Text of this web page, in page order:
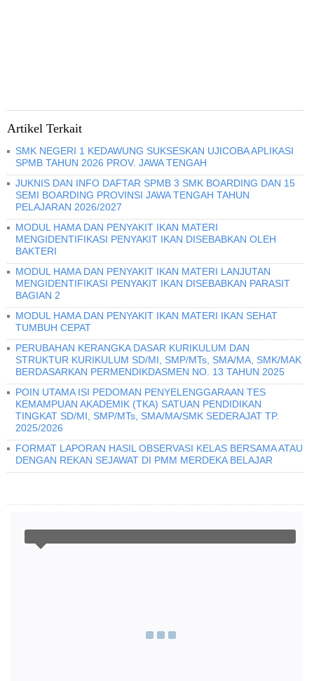
Artikel Terkait
SMK NEGERI 1 KEDAWUNG SUKSESKAN UJICOBA APLIKASI
SPMB TAHUN 2026 PROV. JAWA TENGAH
JUKNIS DAN INFO DAFTAR SPMB 3 SMK BOARDING DAN 15
SEMI BOARDING PROVINSI JAWA TENGAH TAHUN
PELAJARAN 2026/2027
MODUL HAMA DAN PENYAKIT IKAN MATERI
MENGIDENTIFIKASI PENYAKIT IKAN DISEBABKAN OLEH
BAKTERI
MODUL HAMA DAN PENYAKIT IKAN MATERI LANJUTAN
MENGIDENTIFIKASI PENYAKIT IKAN DISEBABKAN PARASIT
BAGIAN 2
MODUL HAMA DAN PENYAKIT IKAN MATERI IKAN SEHAT
TUMBUH CEPAT
PERUBAHAN KERANGKA DASAR KURIKULUM DAN
STRUKTUR KURIKULUM SD/MI, SMP/MTs, SMA/MA, SMK/MAK
BERDASARKAN PERMENDIKDASMEN NO. 13 TAHUN 2025
POIN UTAMA ISI PEDOMAN PENYELENGGARAAN TES
KEMAMPUAN AKADEMIK (TKA) SATUAN PENDIDIKAN
TINGKAT SD/MI, SMP/MTs, SMA/MA/SMK SEDERAJAT TP.
2025/2026
FORMAT LAPORAN HASIL OBSERVASI KELAS BERSAMA ATAU
DENGAN REKAN SEJAWAT DI PMM MERDEKA BELAJAR